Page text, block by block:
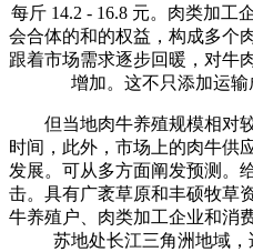
每斤 14.2 - 16.8 元。肉类加工
会合体的和的权益，构成多个
跟着市场需求逐步回暖，对牛
增加。这不只添加运输
但当地肉牛养殖规模相对较
时间，此外，市场上的肉牛供
发展。可从多方面阐发预测。
击。具有广袤草原和丰硕牧草
牛养殖户、肉类加工企业和消
苏地处长江三角洲地域，